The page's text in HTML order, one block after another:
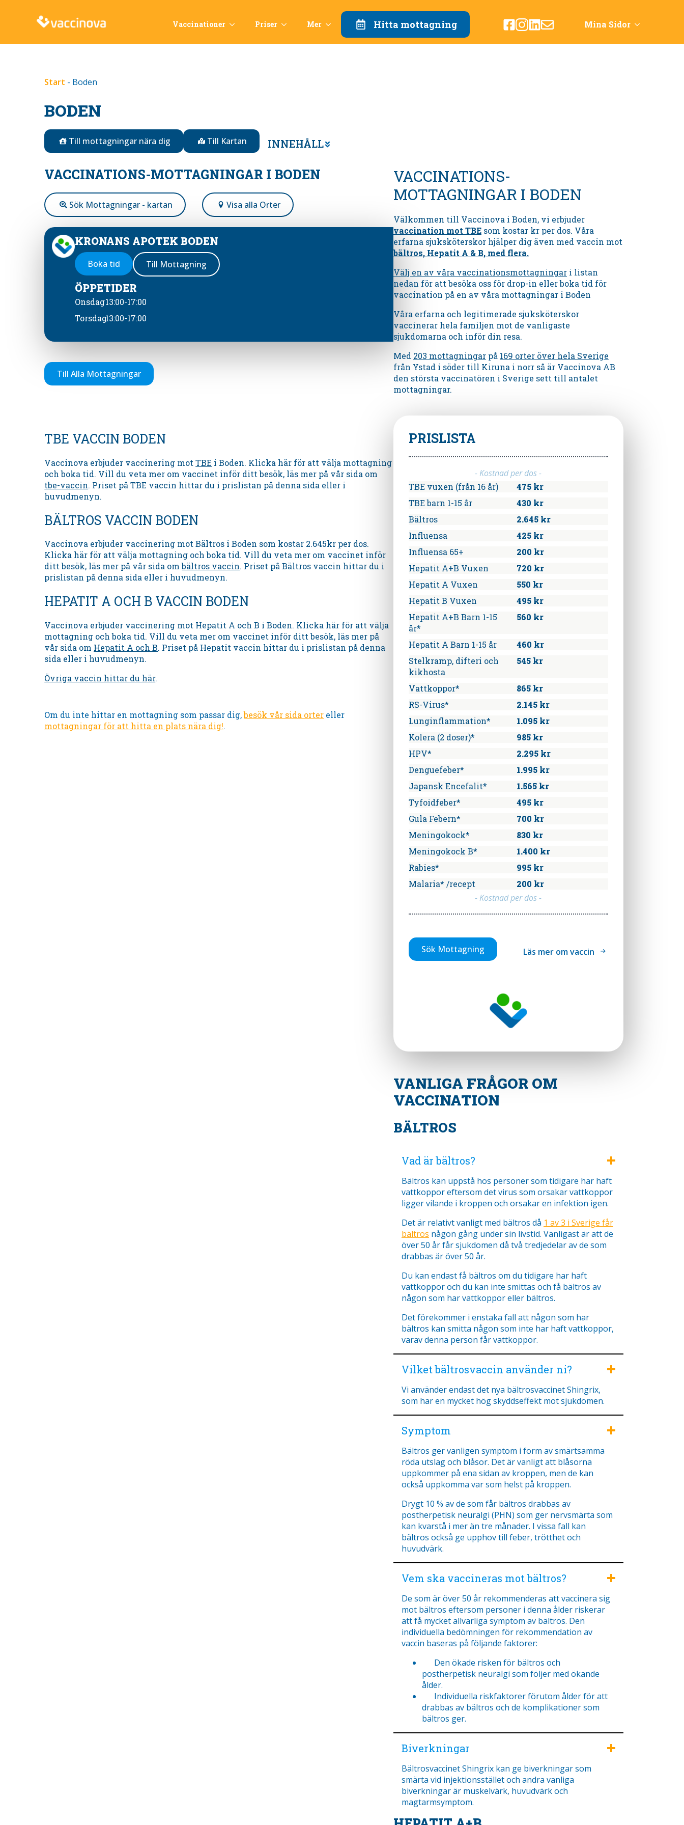
Vaccinationer Priser Mer Hitta mottagning Mina Sidor
Start - Boden
BODEN
Till mottagningar nära dig Till Kartan INNEHÅLL
VACCINATIONS-MOTTAGNINGAR I BODEN
Sök Mottagningar - kartan Visa alla Orter
KRONANS APOTEK BODEN
Boka tid Till Mottagning
ÖPPETIDER
Onsdag13:00-17:00
Torsdag13:00-17:00
Till Alla Mottagningar
TBE VACCIN BODEN
Vaccinova erbjuder vaccinering motTBE i Boden. Klicka här för att välja mottagning
och boka tid. Vill du veta mer om vaccinet inför ditt besök, läs mer på vår sida om
tbe-vaccin. Priset på TBE vaccin hittar du i prislistan på denna sida eller i
huvudmenyn.
BÄLTROS VACCIN BODEN
Vaccinova erbjuder vaccinering mot Bältros i Boden som kostar 2.645kr per dos.
Klicka här för att välja mottagning och boka tid. Vill du veta mer om vaccinet inför
ditt besök, läs mer på vår sida ombältros vaccin. Priset på Bältros vaccin hittar du i
prislistan på denna sida eller i huvudmenyn.
HEPATIT A OCH B VACCIN BODEN
Vaccinova erbjuder vaccinering mot Hepatit A och B i Boden. Klicka här för att välja
mottagning och boka tid. Vill du veta mer om vaccinet inför ditt besök, läs mer på
vår sida om Hepatit A och B. Priset på Hepatit vaccin hittar du i prislistan på denna
sida eller i huvudmenyn.
Övriga vaccin hittar du här.
Om du inte hittar en mottagning som passar dig,besök vår sida orter eller
mottagningar för att hitta en plats nära dig!.
VACCINATIONS-
MOTTAGNINGAR I BODEN
Välkommen till Vaccinova i Boden,vi erbjuder
vaccination mot TBEsom kostar kr per dos. Våra
erfarna sjuksköterskor hjälper dig även med vaccin mot
bältros, Hepatit A & B, med flera.
Välj en av våra vaccinationsmottagningari listan
nedan för att besöka oss för drop-in eller boka tid för
vaccination på en av våra mottagningari Boden
Våra erfarna och legitimerade sjuksköterskor
vaccinerar hela familjen mot de vanligaste
sjukdomarna och inför din resa.
Med 203 mottagningarpå 169 orter över hela Sverige
från Ystad i söder till Kiruna i norr så är Vaccinova AB
den största vaccinatören i Sverige sett till antalet
mottagningar.
PRISLISTA
- Kostnad per dos -
TBE vuxen (från 16 år)
475 kr
TBE barn 1-15 år
430 kr
Bältros
2.645 kr
Influensa
425 kr
Influensa 65+
200 kr
Hepatit A+B Vuxen
720 kr
Hepatit A Vuxen
550 kr
Hepatit B Vuxen
495 kr
Hepatit A+B Barn 1-15
år*
560 kr
Hepatit A Barn 1-15 år
460 kr
Stelkramp, difteri och
kikhosta
545 kr
Vattkoppor*
865 kr
RS-Virus*
2.145 kr
Lunginflammation*
1.095 kr
Kolera (2 doser)*
985 kr
HPV*
2.295 kr
Denguefeber*
1.995 kr
Japansk Encefalit*
1.565 kr
Tyfoidfeber*
495 kr
Gula Febern*
700 kr
Meningokock*
830 kr
Meningokock B*
1.400 kr
Rabies*
995 kr
Malaria* /recept
200 kr
- Kostnad per dos -
Sök Mottagning Läs mer om vaccin
VANLIGA FRÅGOR OM
VACCINATION
BÄLTROS
Vad är bältros?
Bältros kan uppstå hos personer som tidigare har haft
vattkoppor eftersom det virus som orsakar vattkoppor
ligger vilande i kroppen och orsakar en infektion igen.
Det är relativt vanligt med bältros då 1 av 3 i Sverige får
bältros någon gång under sin livstid. Vanligast är att de
över 50 år får sjukdomen då två tredjedelar av de som
drabbas är över 50 år.
Du kan endast få bältros om du tidigare har haft
vattkoppor och du kan inte smittas och få bältros av
någon som har vattkoppor eller bältros.
Det förekommer i enstaka fall att någon som har
bältros kan smitta någon som inte har haft vattkoppor,
varav denna person får vattkoppor.
Vilket bältrosvaccin använder ni?
Vi använder endast det nya bältrosvaccinet Shingrix,
som har en mycket hög skyddseffekt mot sjukdomen.
Symptom
Bältros ger vanligen symptom i form av smärtsamma
röda utslag och blåsor. Det är vanligt att blåsorna
uppkommer på ena sidan av kroppen, men de kan
också uppkomma var som helst på kroppen.
Drygt 10 % av de som får bältros drabbas av
postherpetisk neuralgi (PHN) som ger nervsmärta som
kan kvarstå i mer än tre månader. I vissa fall kan
bältros också ge upphov till feber, trötthet och
huvudvärk.
Vem ska vaccineras mot bältros?
De som är över 50 år rekommenderas att vaccinera sig
mot bältros eftersom personer i denna ålder riskerar
att få mycket allvarliga symptom av bältros. Den
individuella bedömningen för rekommendation av
vaccin baseras på följande faktorer:
Den ökade risken för bältros och
postherpetisk neuralgi som följer med ökande
ålder.
Individuella riskfaktorer förutom ålder för att
drabbas av bältros och de komplikationer som
bältros ger.
Biverkningar
Bältrosvaccinet Shingrix kan ge biverkningar som
smärta vid injektionsstället och andra vanliga
biverkningar är muskelvärk, huvudvärk och
magtarmsymptom.